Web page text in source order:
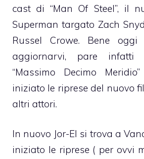
cast di “Man Of Steel”, il
Superman targato Zach
Russel Crowe. Bene
aggiornarvi, pare
“Massimo Decimo
iniziato le riprese del nuovo
altri attori.
In nuovo Jor-El si trova a
iniziato le riprese ( per ovvi